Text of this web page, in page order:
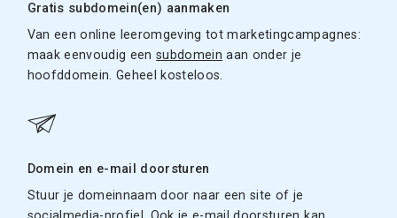
Gratis subdomein(en) aanmaken
Van een online leeromgeving tot marketingcampagnes:
maak eenvoudig eensubdomein aan onder je
hoofddomein. Geheel kosteloos.
Domein en e-mail doorsturen
Stuur je domeinnaam door naar een site of je
socialmedia-profiel. Ook je e-mail doorsturen kan